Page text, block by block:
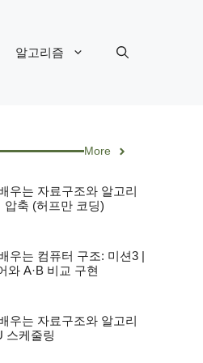
알고리즘
More
우는 자료구조와 알고리
압축 (허프만 코딩)
우는 컴퓨터 구조: 미션3 |
와 A·B 비교 구현
우는 자료구조와 알고리
스케줄링